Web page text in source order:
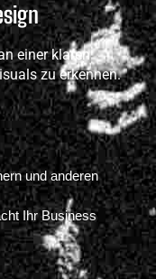
einer klaren
zu erkennen.
und anderen
Ihr Business